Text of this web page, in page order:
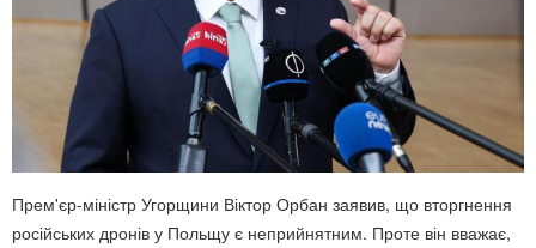
Прем'єр-міністр Угорщини Віктор Орбан заявив, що вторгнення
російських дронів у Польщу є неприйнятним. Проте він вважає,